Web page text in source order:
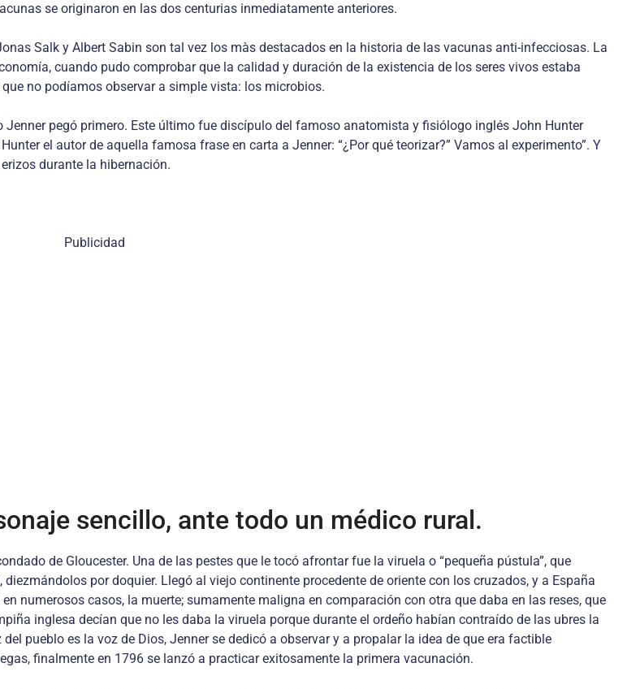
se originaron en las dos centurias inmediatamente anteriores.
Salk y Albert Sabin son tal vez los màs destacados en la historia de las vacunas anti-infecciosas. La
cuando pudo comprobar que la calidad y duración de la existencia de los seres vivos estaba
no podíamos observar a simple vista: los microbios.
pegó primero. Este último fue discípulo del famoso anatomista y fisiólogo inglés John Hunter
el autor de aquella famosa frase en carta a Jenner: “¿Por qué teorizar?” Vamos al experimento”. Y
durante la hibernación.
Publicidad
sencillo, ante todo un médico rural.
de Gloucester. Una de las pestes que le tocó afrontar fue la viruela o “pequeña pústula”, que
por doquier. Llegó al viejo continente procedente de oriente con los cruzados, y a España
numerosos casos, la muerte; sumamente maligna en comparación con otra que daba en las reses, que
inglesa decían que no les daba la viruela porque durante el ordeño habían contraído de las ubres la
pueblo es la voz de Dios, Jenner se dedicó a observar y a propalar la idea de que era factible
finalmente en 1796 se lanzó a practicar exitosamente la primera vacunación.